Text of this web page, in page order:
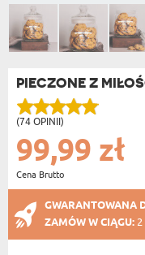
PIECZONE Z
(74 OPINII)
99,99 zł
Cena Brutto
GWARANTOWANA
ZAMÓW W CIĄGU: